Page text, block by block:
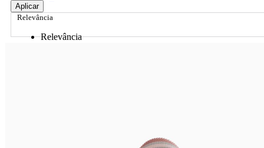
Aplicar
Relevância
Relevância